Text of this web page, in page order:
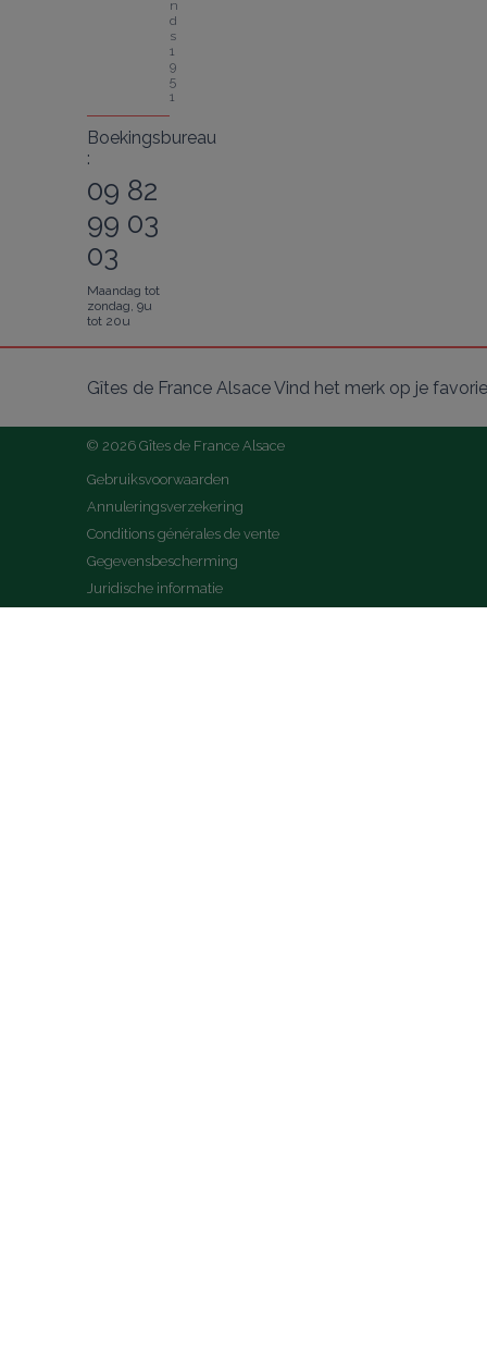
n
d
s
1
9
5
1
Boekingsbureau
:
09 82
99 03
03
Maandag tot
zondag, 9u
tot 20u
Gîtes de France Alsace Vind het merk op je
© 2026 Gîtes de France Alsace
Gebruiksvoorwaarden
Annuleringsverzekering
Conditions générales de vente
Gegevensbescherming
Juridische informatie